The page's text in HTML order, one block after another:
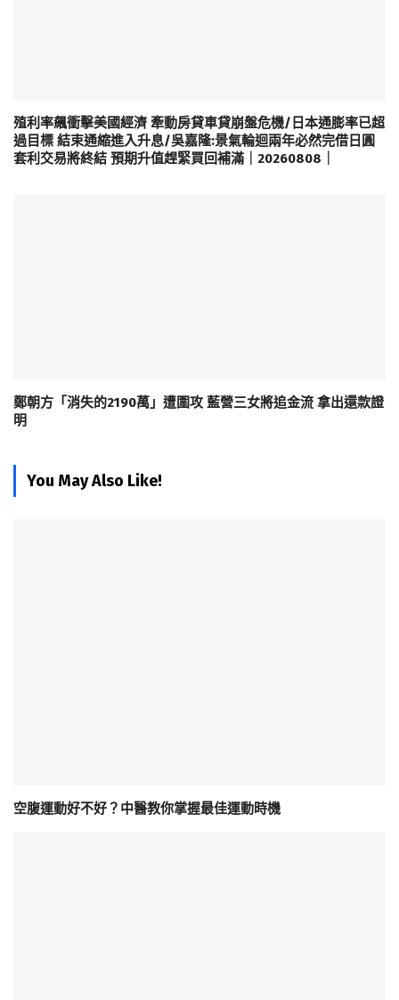
殖利率飆衝擊美國經濟 牽動房貸車貸崩盤危機/日本通膨率已超
過目標 結束通縮進入升息/吳嘉隆:景氣輪迴兩年必然完借日圓
套利交易將終結 預期升值趕緊買回補滿｜20260808｜
鄭朝方「消失的2190萬」遭圍攻 藍營三女將追金流 拿出還款證
明
You May Also Like!
空腹運動好不好？中醫教你掌握最佳運動時機